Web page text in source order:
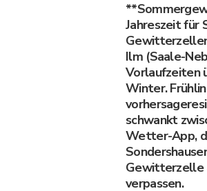
Jahreszeit für
Ilm (Saale-
Vorlaufzeiten
Winter.
schwankt
Wetter-App,
Gewitterzelle
verpassen.